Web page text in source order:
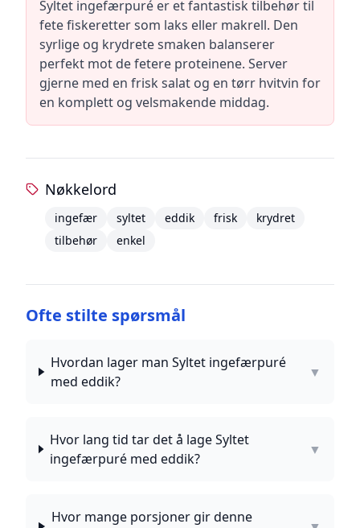
Syltet ingefærpuré er et fantastisk tilbehør til
fete fiskeretter som laks eller makrell. Den
syrlige og krydrete smaken balanserer
perfekt mot de fetere proteinene. Server
gjerne med en frisk salat og en tørr hvitvin for
en komplett og velsmakende middag.
Nøkkelord
ingefær syltet eddik frisk
krydret
tilbehør
enkel
Ofte stilte spørsmål
Hvordan lager man Syltet ingefærpuré
med eddik?
▼
Hvor lang tid tar det å lage Syltet
ingefærpuré med eddik?
▼
Hvor mange porsjoner gir denne